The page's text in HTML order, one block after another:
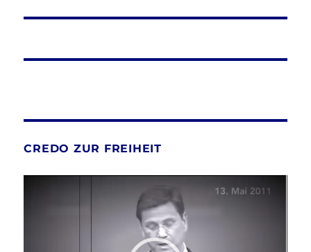
CREDO ZUR FREIHEIT